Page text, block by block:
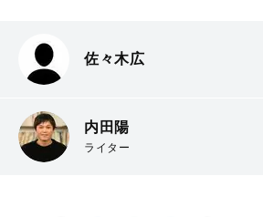
佐々木広
内田陽
ライター